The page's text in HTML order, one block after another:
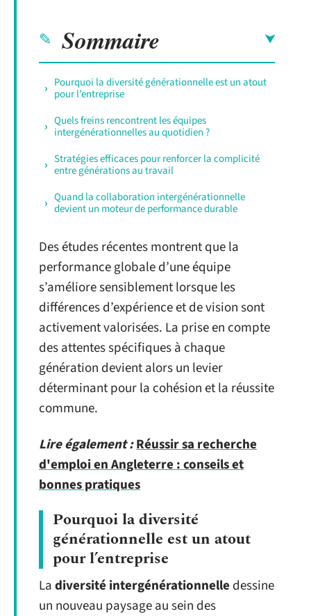
Sommaire
Pourquoi la diversité générationnelle est un atout
pour l’entreprise
Quels freins rencontrent les équipes
intergénérationnelles au quotidien ?
Stratégies efficaces pour renforcer la complicité
entre générations au travail
Quand la collaboration intergénérationnelle
devient un moteur de performance durable
Des études récentes montrent que la
performance globale d’une équipe
s’améliore sensiblement lorsque les
différences d’expérience et de vision sont
activement valorisées. La prise en compte
des attentes spécifiques à chaque
génération devient alors un levier
déterminant pour la cohésion et la réussite
commune.
Lire également :Réussir sa recherche
d'emploi en Angleterre : conseils et
bonnes pratiques
Pourquoi la diversité
générationnelle est un atout
pour l’entreprise
Ladiversité intergénérationnelle dessine
un nouveau paysage au sein des